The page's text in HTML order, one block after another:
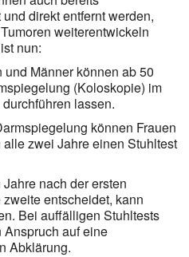
direkt entfernt werden,
weiterentwickeln
nun:
und Männer können ab 50
(Koloskopie) im
lassen.
können Frauen
zwei Jahre einen Stuhltest
nach der ersten
entscheidet, kann
Bei auffälligen Stuhltests
auf eine
Abklärung.